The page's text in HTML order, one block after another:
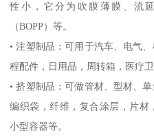
性小，它分为吹膜薄膜、流
（BOPP ）等。
•注塑制品：可用于汽车、电气
程配件，日用品，周转箱，医疗
•挤塑制品：可做管材、型材、
编织袋，纤维，复合涂层，片材
小型容器等。